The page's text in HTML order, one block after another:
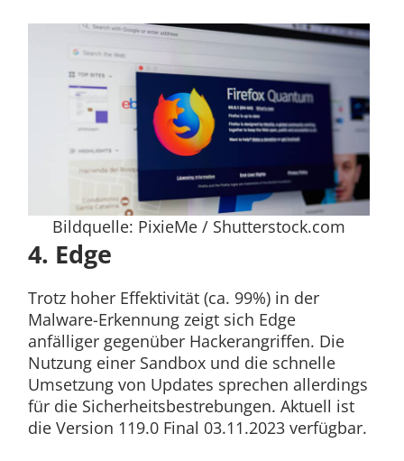
Bildquelle: PixieMe / Shutterstock.com
4. Edge
Trotz hoher Effektivität (ca. 99%) in der
Malware-Erkennung zeigt sich Edge
anfälliger gegenüber Hackerangriffen. Die
Nutzung einer Sandbox und die schnelle
Umsetzung von Updates sprechen allerdings
für die Sicherheitsbestrebungen. Aktuell ist
die Version 119.0 Final 03.11.2023 verfügbar.